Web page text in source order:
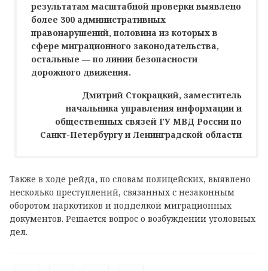
результатам масштабной проверки выявлено
более 300 административных
правонарушений, половина из которых в
сфере миграционного законодательства,
остальные — по линии безопасности
дорожного движения.
Дмитрий Стокрацкий, заместитель
начальника управления информации и
общественных связей ГУ МВД России по
Санкт-Петербургу и Ленинградской области
Также в ходе рейда, по словам полицейских, выявлено
несколько преступлений, связанных с незаконным
оборотом наркотиков и подделкой миграционных
документов. Решается вопрос о возбуждении уголовных
дел.